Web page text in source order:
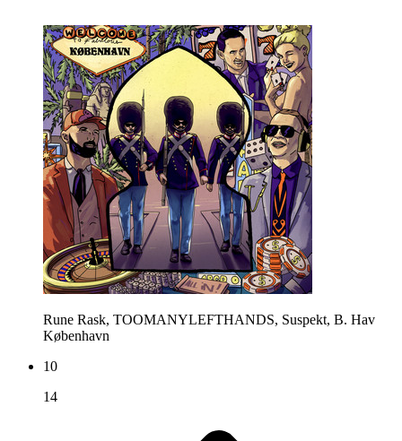
Rune Rask, TOOMANYLEFTHANDS, Suspekt, B. Hav
København
10
14